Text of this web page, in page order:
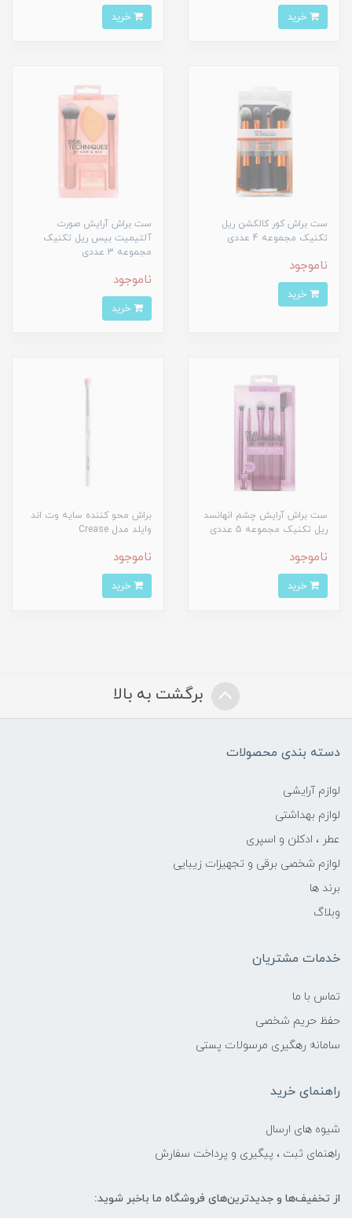
ست براش کور کالکشن ریل
تکنیک مجموعه 4 عددی
ناموجود
ست براش آرایش صورت
آلتیمیت بیس ریل تکنیک
مجموعه 3 عددی
ناموجود
ست براش آرایش چشم انهانسد
ریل تکنیک مجموعه 5 عددی
ناموجود
براش محو کننده سایه وت اند
وایلد مدل Crease
ناموجود
برگشت به بالا
دسته بندی محصولات
لوازم آرایشی
لوازم بهداشتی
عطر ، ادکلن و اسپری
لوازم شخصی برقی و تجهیزات زیبایی
برند ها
وبلاگ
خدمات مشتریان
تماس با ما
حفظ حریم شخصی
سامانه رهگیری مرسولات پستی
راهنمای خرید
شیوه های ارسال
راهنمای ثبت ، پیگیری و پرداخت سفارش
از تخفیف‌ها و جدیدترین‌های فروشگاه ما باخبر شوید: